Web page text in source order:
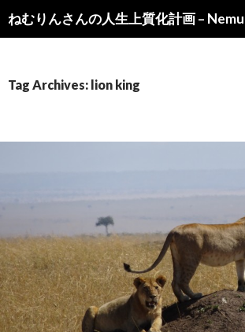
Search
Tag Archives: lion king